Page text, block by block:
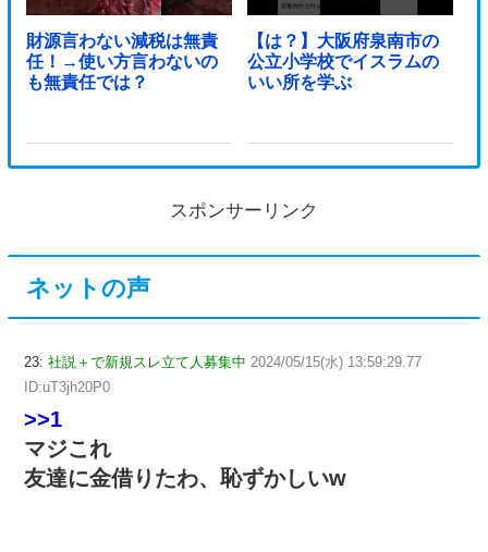
財源言わない減税は無責
任！→使い方言わないの
も無責任では？
【は？】大阪府泉南市の
公立小学校でイスラムの
いい所を学ぶ
スポンサーリンク
ネットの声
23: 社説＋で新規スレ立て人募集中 2024/05/15(水) 13:59:29.77
ID:uT3jh20P0
>>1
マジこれ
友達に金借りたわ、恥ずかしいw